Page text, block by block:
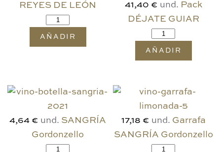
REYES DE LEÓN
AÑADIR
41,40 € und. Pack
DÉJATE GUIAR
AÑADIR
4,64 € und. SANGRÍA
Gordonzello
17,18 € und. Garrafa
SANGRÍA Gordonzello